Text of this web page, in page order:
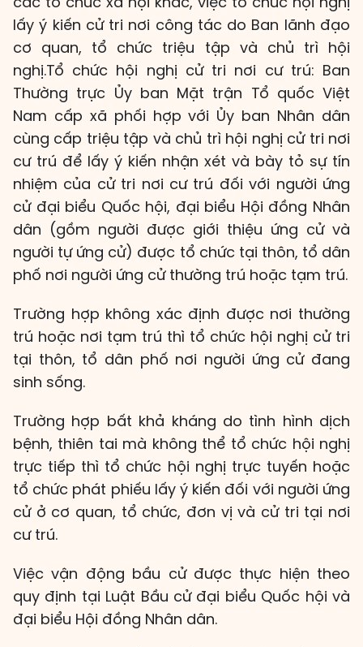
lấy ý kiến cử tri nơi công tác do Ban lãnh đạo
cơ quan, tổ chức triệu tập và chủ trì hội
nghị.Tổ chức hội nghị cử tri nơi cư trú: Ban
Thường trực Ủy ban Mặt trận Tổ quốc Việt
Nam cấp xã phối hợp với Ủy ban Nhân dân
cùng cấp triệu tập và chủ trì hội nghị cử tri nơi
cư trú để lấy ý kiến nhận xét và bày tỏ sự tín
nhiệm của cử tri nơi cư trú đối với người ứng
cử đại biểu Quốc hội, đại biểu Hội đồng Nhân
dân (gồm người được giới thiệu ứng cử và
người tự ứng cử) được tổ chức tại thôn, tổ dân
phố nơi người ứng cử thường trú hoặc tạm trú.
Trường hợp không xác định được nơi thường
trú hoặc nơi tạm trú thì tổ chức hội nghị cử tri
tại thôn, tổ dân phố nơi người ứng cử đang
sinh sống.
Trường hợp bất khả kháng do tình hình dịch
bệnh, thiên tai mà không thể tổ chức hội nghị
trực tiếp thì tổ chức hội nghị trực tuyến hoặc
tổ chức phát phiếu lấy ý kiến đối với người ứng
cử ở cơ quan, tổ chức, đơn vị và cử tri tại nơi
cư trú.
Việc vận động bầu cử được thực hiện theo
quy định tại Luật Bầu cử đại biểu Quốc hội và
đại biểu Hội đồng Nhân dân.